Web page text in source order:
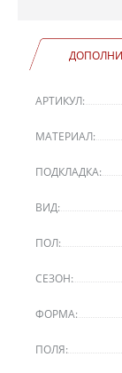
АРТИКУЛ:
МАТЕРИАЛ:
ПОДКЛАДКА:
ВИД:
ПОЛ:
СЕЗОН:
ФОРМА:
ПОЛЯ: